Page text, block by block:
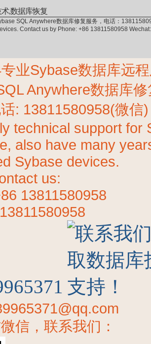
,数据库恢复
SQL Anywhere数据库修复服务，电话：
Contact us by Phone: +86 13811580958
业Sybase数据库远
Anywhere数据库
: 13811580958(微信
technical support for
also have many
Sybase devices.
us:
13811580958
信，联系我们：